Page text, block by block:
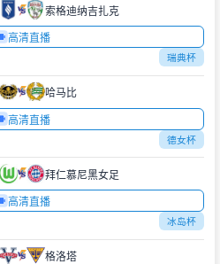
索格迪纳吉扎克
高清直播
瑞典杯
哈马比
高清直播
德女杯
拜仁慕尼黑女足
高清直播
冰岛杯
格洛塔